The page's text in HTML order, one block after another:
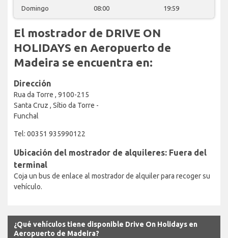
Domingo 08:00 19:59
El mostrador de DRIVE ON
HOLIDAYS en Aeropuerto de
Madeira se encuentra en:
Dirección
Rua da Torre , 9100-215
Santa Cruz , Sítio da Torre -
Funchal
Tel: 00351 935990122
Ubicación del mostrador de alquileres: Fuera del
terminal
Coja un bus de enlace al mostrador de alquiler para recoger su
vehículo.
¿Qué vehículos tiene disponible Drive On Holidays en
Aeropuerto de Madeira?